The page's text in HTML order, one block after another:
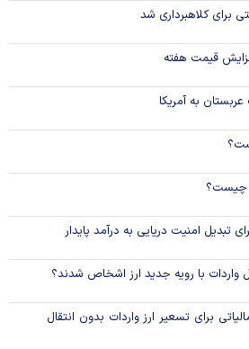
برای کلاهبرداری شد
قیمت هفته
به آمریکا
چیست؟
تبدیل امنیت دریایی به درآمد پایدار
واردات با رویه جدید ارز اشخاص شدند؟
برای تسعیر ارز واردات بدون انتقال